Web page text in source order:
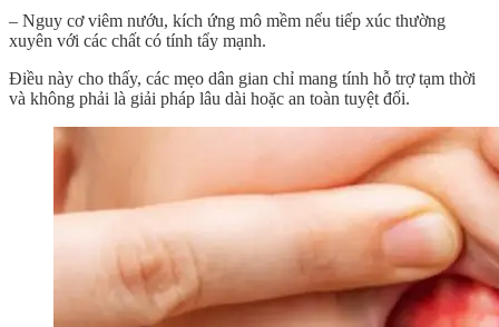
– Nguy cơ viêm nướu, kích ứng mô mềm nếu tiếp xúc thường
xuyên với các chất có tính tẩy mạnh.
Điều này cho thấy, các mẹo dân gian chỉ mang tính hỗ trợ tạm thời
và không phải là giải pháp lâu dài hoặc an toàn tuyệt đối.